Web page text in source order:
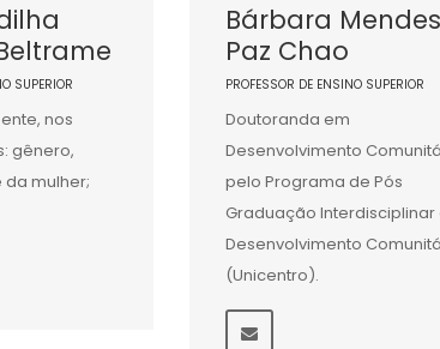
SUPERIOR
nos
gênero,
da mulher;
Bárbara Mendes
Paz Chao
PROFESSOR DE ENSINO SUPERIOR
Doutoranda em
Desenvolvimento
pelo Programa de Pós
Graduação Interdisciplinar
Desenvolvimento
(Unicentro).